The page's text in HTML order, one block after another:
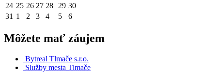
24 25 26 27 28 29 30
31 1 2 3 4 5 6
Môžete mať záujem
Bytreal Tlmače s.r.o.
Služby mesta Tlmače